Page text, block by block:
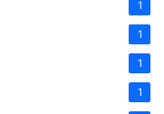
1
1
1
1